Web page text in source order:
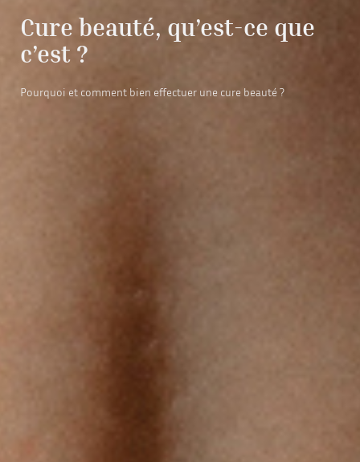
Cure beauté, qu’est-ce que
c’est ?
Pourquoi et comment bien effectuer une cure beauté ?